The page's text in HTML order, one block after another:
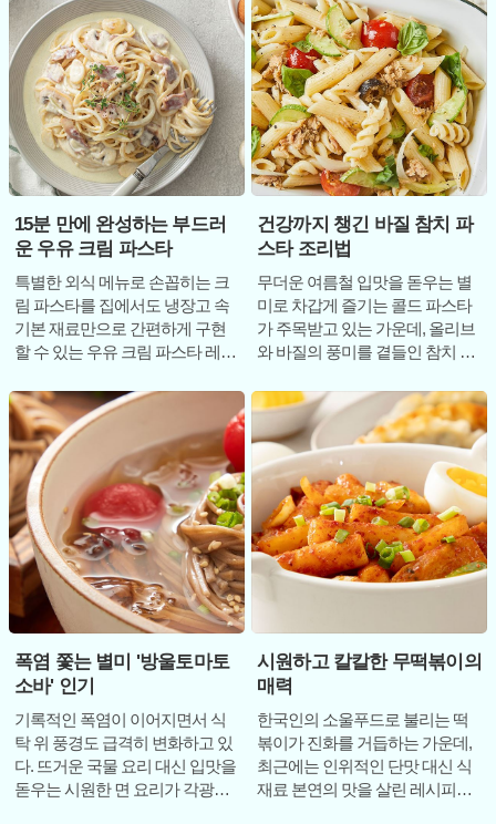
15분 만에 완성하는 부드러
운 우유 크림 파스타
특별한 외식 메뉴로 손꼽히는 크
림 파스타를 집에서도 냉장고 속
기본 재료만으로 간편하게 구현
할 수 있는 우유 크림 파스타 레시
어도 우유와
건강까지 챙긴 바질 참치 파
스타 조리법
무더운 여름철 입맛을 돋우는 별
미로 차갑게 즐기는 콜드 파스타
가 주목받고 있는 가운데, 올리브
와 바질의 풍미를 곁들인 참치 콜
을 동시에 잡
폭염 쫓는 별미 '방울토마토
소바' 인기
기록적인 폭염이 이어지면서 식
탁 위 풍경도 급격히 변화하고 있
다. 뜨거운 국물 요리 대신 입맛을
돋우는 시원한 면 요리가 각광받
시원하고 칼칼한 무떡볶이의
매력
한국인의 소울푸드로 불리는 떡
볶이가 진화를 거듭하는 가운데,
최근에는 인위적인 단맛 대신 식
재료 본연의 맛을 살린 레시피가